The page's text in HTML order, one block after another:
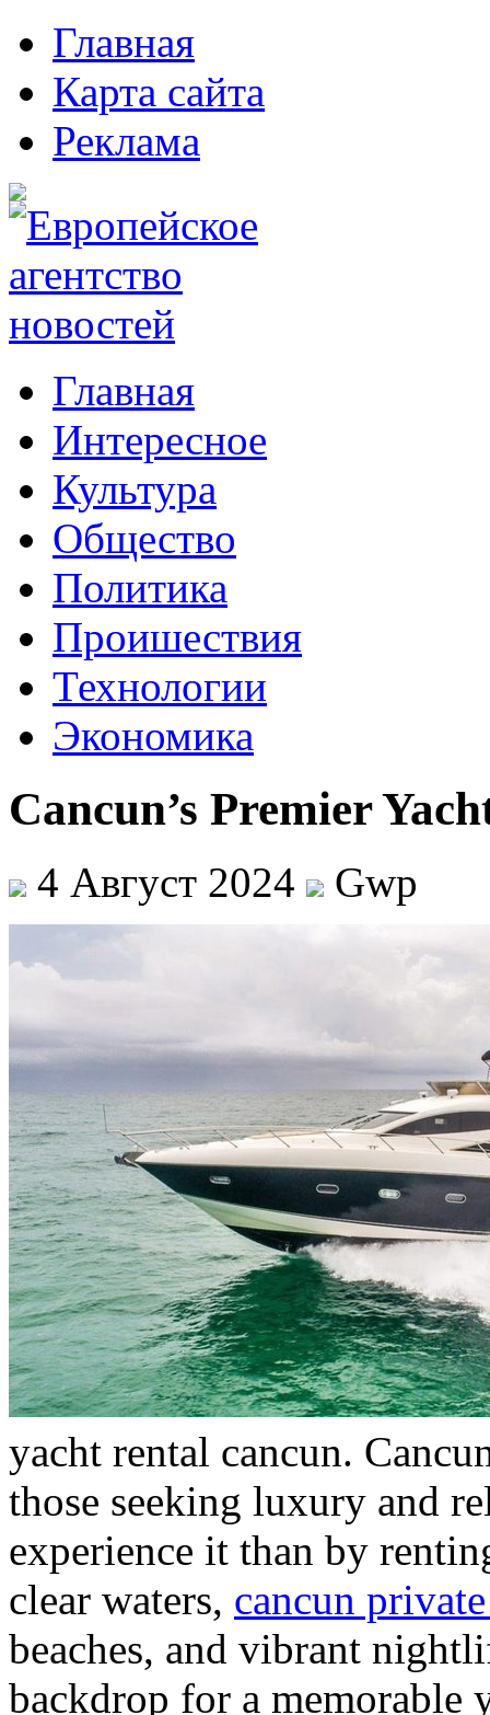
Главная
Карта сайта
Реклама
Главная
Интересное
Культура
Общество
Политика
Проишествия
Технологии
Экономика
Cancun’s Premier
4 Август 2024 Gwp
yacht rental cancun.
those seeking luxury and
experience it than by
clear waters, cancun
beaches, and vibrant
backdrop for a memorable